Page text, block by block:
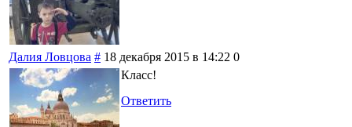
Далия Ловцова # 18 декабря 2015 в 14:22 0
Класс!
Ответить